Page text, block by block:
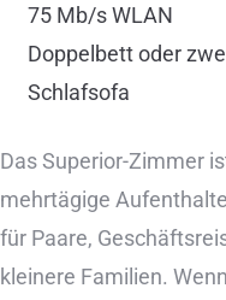
75 Mb/s WLAN
Doppelbett oder
Schlafsofa
Das Superior-Zimmer
mehrtägige
für Paare,
kleinere Familien.